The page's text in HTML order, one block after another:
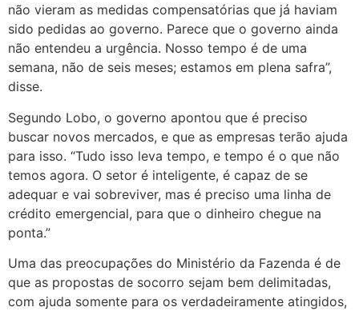
não vieram as medidas compensatórias que já haviam
sido pedidas ao governo. Parece que o governo ainda
não entendeu a urgência. Nosso tempo é de uma
semana, não de seis meses; estamos em plena safra”,
disse.
Segundo Lobo, o governo apontou que é preciso
buscar novos mercados, e que as empresas terão ajuda
para isso. “Tudo isso leva tempo, e tempo é o que não
temos agora. O setor é inteligente, é capaz de se
adequar e vai sobreviver, mas é preciso uma linha de
crédito emergencial, para que o dinheiro chegue na
ponta.”
Uma das preocupações do Ministério da Fazenda é de
que as propostas de socorro sejam bem delimitadas,
com ajuda somente para os verdadeiramente atingidos,